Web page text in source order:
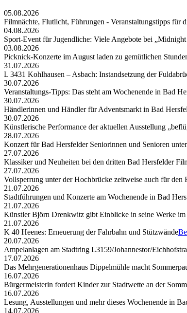
05.08.2026
Filmnächte, Flutlicht, Führungen - Veranstaltungstipps für
04.08.2026
Sport-Event für Jugendliche: Viele Angebote bei
03.08.2026
Picknick-Konzerte im August laden zu gemütlichen
31.07.2026
L 3431 Kohlhausen – Asbach: Instandsetzung der
30.07.2026
Veranstaltungs-Tipps: Das steht am Wochenende in Bad
30.07.2026
Händlerinnen und Händler für Adventsmarkt in Bad
30.07.2026
Künstlerische Performance der aktuellen Ausstellung
28.07.2026
Konzert für Bad Hersfelder Seniorinnen und Senioren
27.07.2026
Klassiker und Neuheiten bei den dritten Bad Hersfelder
27.07.2026
Vollsperrung unter der Hochbrücke zeitweise auch für den
21.07.2026
Stadtführungen und Konzerte am Wochenende in Bad
21.07.2026
Künstler Björn Drenkwitz gibt Einblicke in seine Werke im
21.07.2026
K 40 Heenes: Erneuerung der Fahrbahn und Stützwände
20.07.2026
Ampelanlagen am Stadtring L3159/Johannestor/
17.07.2026
Das Mehrgenerationenhaus Dippelmühle macht
16.07.2026
Bürgermeisterin fordert Kinder zur Stadtwette an der
16.07.2026
Lesung, Ausstellungen und mehr dieses Wochenende in
14.07.2026